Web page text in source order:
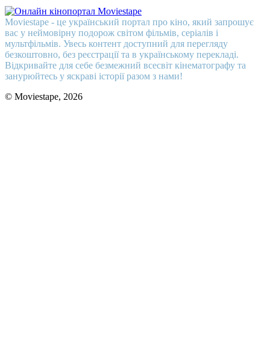
Moviestape - це український портал про кіно, який запрошує
вас у неймовірну подорож світом фільмів, серіалів і
мультфільмів. Увесь контент доступний для перегляду
безкоштовно, без реєстрації та в українському перекладі.
Відкривайте для себе безмежний всесвіт кінематографу та
занурюйтесь у яскраві історії разом з нами!
© Moviestape, 2026